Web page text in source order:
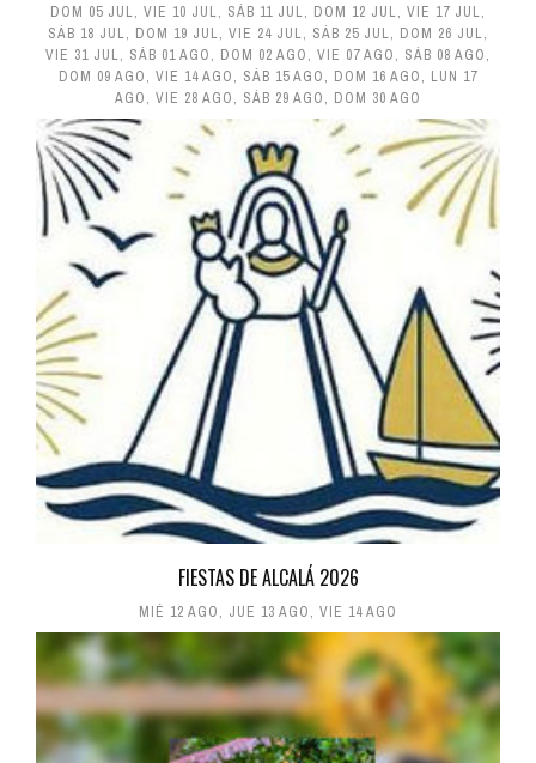
DOM 05 JUL, VIE 10 JUL, SÁB 11 JUL, DOM 12 JUL, VIE 17 JUL,
SÁB 18 JUL, DOM 19 JUL, VIE 24 JUL, SÁB 25 JUL, DOM 26 JUL,
VIE 31 JUL, SÁB 01 AGO, DOM 02 AGO, VIE 07 AGO, SÁB 08 AGO,
DOM 09 AGO, VIE 14 AGO, SÁB 15 AGO, DOM 16 AGO, LUN 17
AGO, VIE 28 AGO, SÁB 29 AGO, DOM 30 AGO
FIESTAS DE ALCALÁ 2026
MIÉ 12 AGO, JUE 13 AGO, VIE 14 AGO